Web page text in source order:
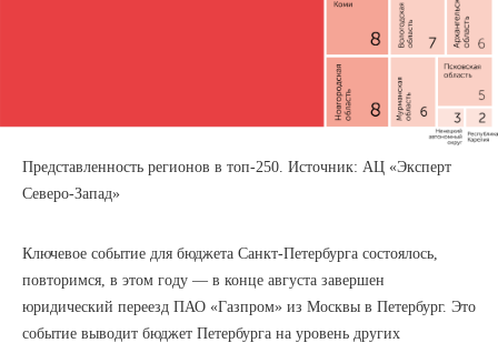
Представленность регионов в топ-250. Источник: АЦ «Эксперт
Северо-Запад»
Ключевое событие для бюджета Санкт-Петербурга состоялось,
повторимся, в этом году — в конце августа завершен
юридический переезд ПАО «Газпром» из Москвы в Петербург. Это
событие выводит бюджет Петербурга на уровень других